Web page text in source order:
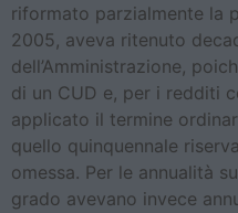
riformato parzialmente la
2005, aveva ritenuto
dell’Amministrazione,
di un CUD e, per i redditi
applicato il termine
quello quinquennale
omessa. Per le annualità
grado avevano invece